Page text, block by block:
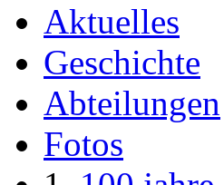
Aktuelles
Geschichte
Abteilungen
Fotos